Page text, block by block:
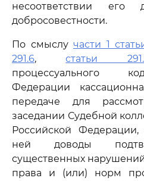
несоответствии его
добросовестности.
По смыслу части 1
291.6,статьи
процессуального
Федерации
передаче для
заседании Судебной
Российской
ней доводы
существенных
права и (или) норм